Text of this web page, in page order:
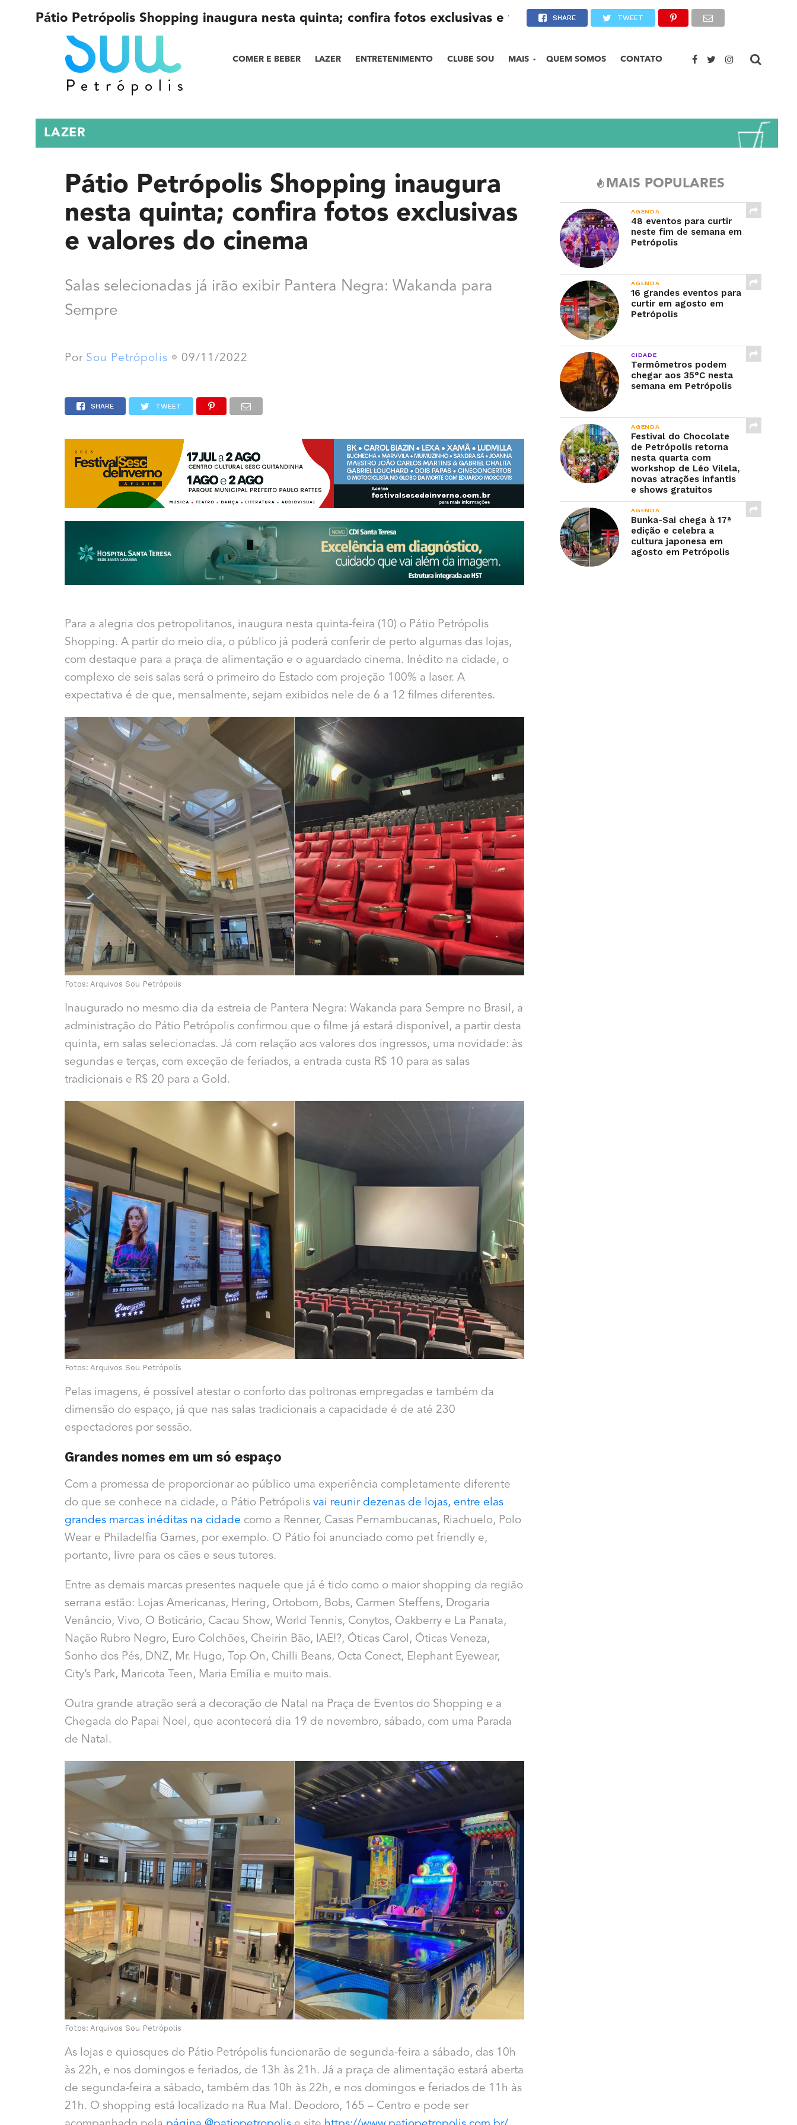
COMER E BEBER LAZER ENTRETENIMENTO CLUBE SOU MAIS QUEM SOMOS CONTATO
Pátio Petrópolis Shopping inaugura nesta quinta; confira fotos exclusivas e valores do cinema
SHARE TWEET
LAZER
Pátio Petrópolis Shopping inaugura
nesta quinta; confira fotos exclusivas
e valores do cinema
Salas selecionadas já irão exibir Pantera Negra: Wakanda para
Sempre
Por Sou Petrópolis 09/11/2022
SHARE TWEET
Para a alegria dos petropolitanos, inaugura nesta quinta-feira (10) o Pátio Petrópolis
Shopping. A partir do meio dia, o público já poderá conferir de perto algumas das lojas,
com destaque para a praça de alimentação e o aguardado cinema. Inédito na cidade, o
complexo de seis salas será o primeiro do Estado com projeção 100% a laser. A
expectativa é de que, mensalmente, sejam exibidos nele de 6 a 12 filmes diferentes.
Fotos: Arquivos Sou Petrópolis
Inaugurado no mesmo dia da estreia de Pantera Negra: Wakanda para Sempre no Brasil, a
administração do Pátio Petrópolis confirmou que o filme já estará disponível, a partir desta
quinta, em salas selecionadas. Já com relação aos valores dos ingressos, uma novidade: às
segundas e terças, com exceção de feriados, a entrada custa R$ 10 para as salas
tradicionais e R$ 20 para a Gold.
Fotos: Arquivos Sou Petrópolis
Pelas imagens, é possível atestar o conforto das poltronas empregadas e também da
dimensão do espaço, já que nas salas tradicionais a capacidade é de até 230
espectadores por sessão.
Grandes nomes em um só espaço
Com a promessa de proporcionar ao público uma experiência completamente diferente
do que se conhece na cidade, o Pátio Petrópolisvai reunir dezenas de lojas, entre elas
grandes marcas inéditas na cidade como a Renner, Casas Pernambucanas, Riachuelo, Polo
Wear e Philadelfia Games, por exemplo. O Pátio foi anunciado como pet friendly e,
portanto, livre para os cães e seus tutores.
Entre as demais marcas presentes naquele que já é tido como o maior shopping da região
serrana estão: Lojas Americanas, Hering, Ortobom, Bobs, Carmen Steffens, Drogaria
Venâncio, Vivo, O Boticário, Cacau Show, World Tennis, Conytos, Oakberry e La Panata,
Nação Rubro Negro, Euro Colchões, Cheirin Bão, IAE!?, Óticas Carol, Óticas Veneza,
Sonho dos Pés, DNZ, Mr. Hugo, Top On, Chilli Beans, Octa Conect, Elephant Eyewear,
City’s Park, Maricota Teen, Maria Emília e muito mais.
Outra grande atração será a decoração de Natal na Praça de Eventos do Shopping e a
Chegada do Papai Noel, que acontecerá dia 19 de novembro, sábado, com uma Parada
de Natal.
Fotos: Arquivos Sou Petrópolis
As lojas e quiosques do Pátio Petrópolis funcionarão de segunda-feira a sábado, das 10h
às 22h, e nos domingos e feriados, de 13h às 21h. Já a praça de alimentação estará aberta
de segunda-feira a sábado, também das 10h às 22h, e nos domingos e feriados de 11h às
21h. O shopping está localizado na Rua Mal. Deodoro, 165 – Centro e pode ser
MAIS POPULARES
AGENDA
48 eventos para curtir
neste fim de semana em
Petrópolis
AGENDA
16 grandes eventos para
curtir em agosto em
Petrópolis
CIDADE
Termômetros podem
chegar aos 35°C nesta
semana em Petrópolis
AGENDA
Festival do Chocolate
de Petrópolis retorna
nesta quarta com
workshop de Léo Vilela,
novas atrações infantis
e shows gratuitos
AGENDA
Bunka-Sai chega à 17ª
edição e celebra a
cultura japonesa em
agosto em Petrópolis